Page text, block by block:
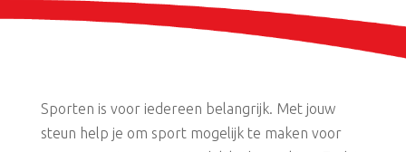
Sporten is voor iedereen belangrijk. Met jouw
steun help je om sport mogelijk te maken voor